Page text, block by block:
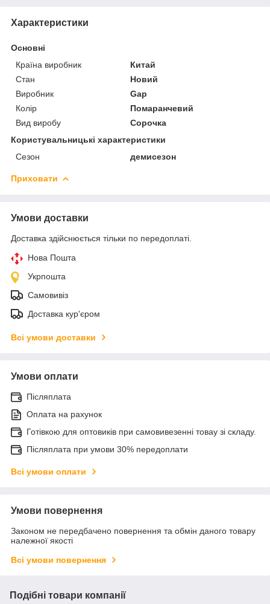
Характеристики
Основні
Країна виробник
Китай
Стан
Новий
Виробник
Gap
Колір
Помаранчевий
Вид виробу
Сорочка
Користувальницькі характеристики
Сезон
демисезон
Приховати
Умови доставки
Доставка здійснюється тільки по передоплаті.
Нова Пошта
Укрпошта
Самовивіз
Доставка кур'єром
Всі умови доставки
Умови оплати
Післяплата
Оплата на рахунок
Готівкою для оптовиків при самовивезенні товау зі складу.
Післяплата при умови 30% передоплати
Всі умови оплати
Умови повернення
Законом не передбачено повернення та обмін даного товару
належної якості
Всі умови повернення
Подібні товари компанії